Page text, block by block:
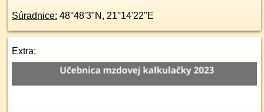
Súradnice: 48°48'3"N , 21°14'22"E
Extra: